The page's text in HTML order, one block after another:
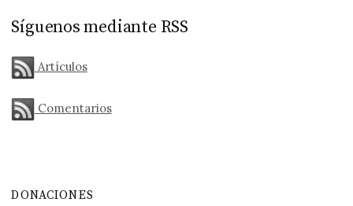
Síguenos mediante RSS
Artículos
Comentarios
DONACIONES